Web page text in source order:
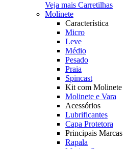
Veja mais Carretilhas
Molinete
Característica
Micro
Leve
Médio
Pesado
Praia
Spincast
Kit com Molinete
Molinete e Vara
Acessórios
Lubrificantes
Capa Protetora
Principais Marcas
Rapala